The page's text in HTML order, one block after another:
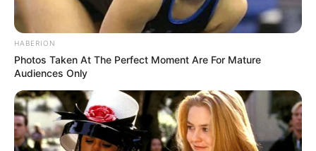
HABERION
Photos Taken At The Perfect Moment Are For Mature
Audiences Only